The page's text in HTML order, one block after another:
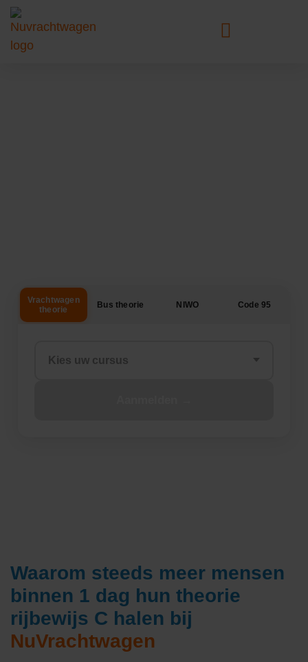
Waarom steeds meer mensen
binnen 1 dag hun theorie
rijbewijs C halen bij
NuVrachtwagen